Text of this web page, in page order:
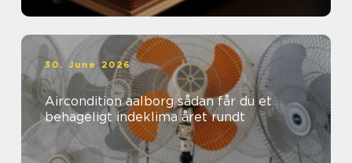
30. June 2026
Aircondition aalborg sådan får du et
behageligt indeklima året rundt